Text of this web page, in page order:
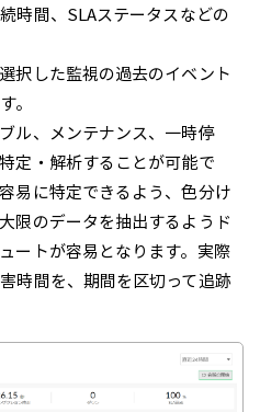
時間、SLAステータスなどの
択した監視の過去のイベント
。
ル、メンテナンス、一時停
定・解析することが可能で
易に特定できるよう、色分け
限のデータを抽出するようド
ートが容易となります。実際
時間を、期間を区切って追跡